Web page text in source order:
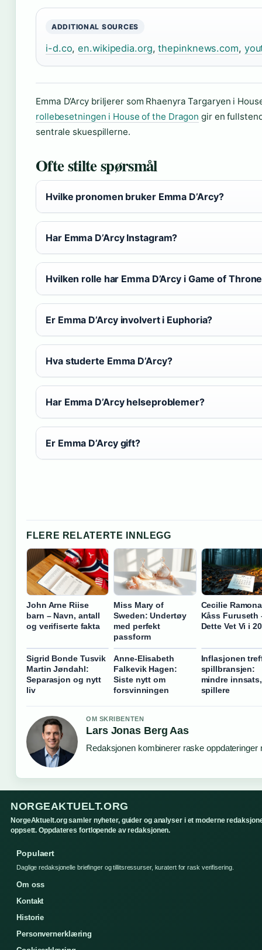
ADDITIONAL SOURCES
i-d.co,en.wikipedia.org,thepinknews.com,
Emma D’Arcy briljerer som Rhaenyra Targaryen i
rollebesetningen i House of the Dragon gir en
sentrale skuespillerne.
Ofte stilte spørsmål
Hvilke pronomen bruker Emma D’Arcy?
Har Emma D’Arcy Instagram?
Hvilken rolle har Emma D’Arcy i Game of
Er Emma D’Arcy involvert i Euphoria?
Hva studerte Emma D’Arcy?
Har Emma D’Arcy helseproblemer?
Er Emma D’Arcy gift?
FLERE RELATERTE INNLEGG
John Arne Riise
barn – Navn, antall
og verifiserte fakta
Miss Mary of
Sweden: Undertøy
med perfekt
passform
Cecilie Ramona
Kåss Furuseth
Dette Vet Vi i
Sigrid Bonde Tusvik
Martin Jøndahl:
Separasjon og nytt
liv
Anne-Elisabeth
Falkevik Hagen:
Siste nytt om
forsvinningen
Inflasjonen
spillbransjen:
mindre
spillere
OM SKRIBENTEN
Lars Jonas Berg Aas
Redaksjonen kombinerer raske oppdateringer
NORGEAKTUELT.ORG
NorgeAktuelt.org samler nyheter, guider og analyser i et moderne
oppsett. Oppdateres fortlopende av redaksjonen.
Populaert
Daglige redaksjonelle briefinger og tillitsressurser, kuratert for rask verifisering.
Om oss
Kontakt
Historie
Personvernerklæring